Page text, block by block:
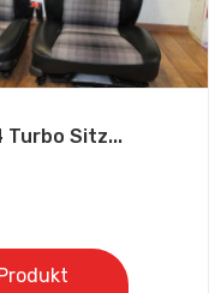
Turbo Sitz...
Produkt